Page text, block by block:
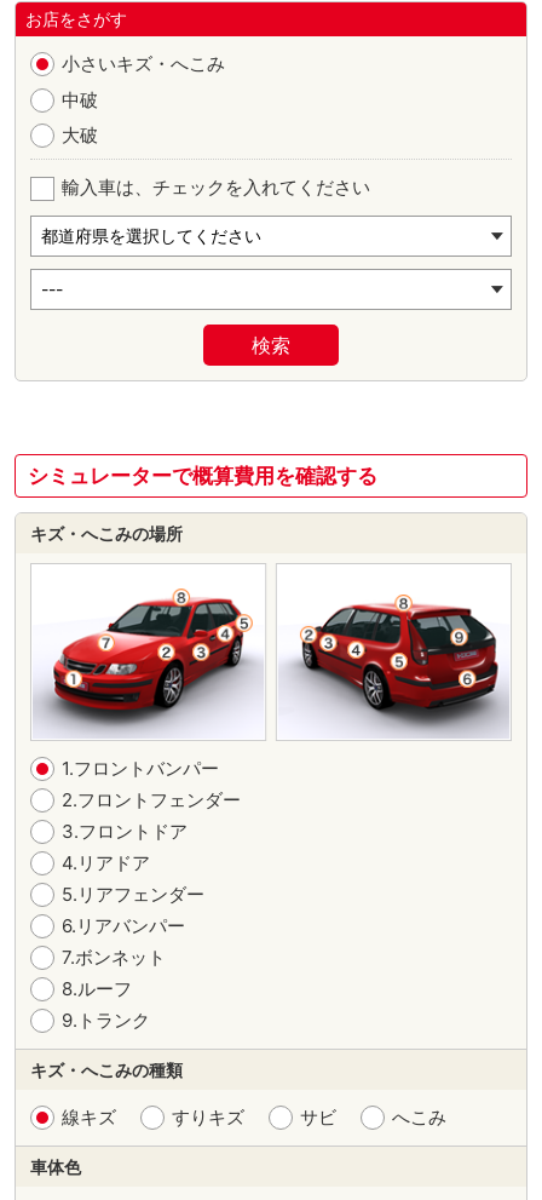
お店をさがす
小さいキズ・へこみ
中破
大破
輸入車は、チェックを入れてください
検索
シミュレーターで概算費用を確認する
キズ・へこみの場所
1.フロントバンパー
2.フロントフェンダー
3.フロントドア
4.リアドア
5.リアフェンダー
6.リアバンパー
7.ボンネット
8.ルーフ
9.トランク
キズ・へこみの種類
線キズ すりキズ サビ へこみ
車体色